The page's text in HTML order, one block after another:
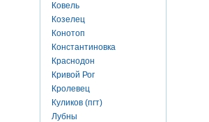
Ковель
Козелец
Конотоп
Константиновка
Краснодон
Кривой Рог
Кролевец
Куликов (пгт)
Лубны